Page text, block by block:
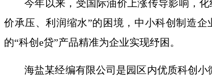
今年以来，受国际油价上涨传导影响，
价承压、利润缩水”的困境，中小科创制造企
的“科创e贷”产品精准为企业实现纾困。
海盐某经编有限公司是园区内优质科创小